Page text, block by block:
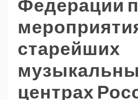
Федерации
старейших
центрах